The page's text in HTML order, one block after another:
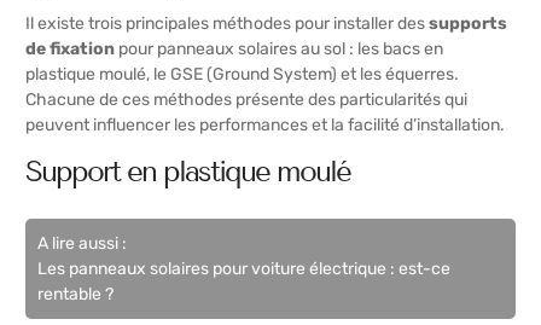
Il existe trois principales méthodes pour installer dessupports
de fixation pour panneaux solaires au sol : les bacs en
plastique moulé, le GSE (Ground System) et les équerres.
Chacune de ces méthodes présente des particularités qui
peuvent influencer les performances et la facilité d’installation.
Support en plastique moulé
A lire aussi :
Les panneaux solaires pour voiture électrique : est-ce
rentable ?